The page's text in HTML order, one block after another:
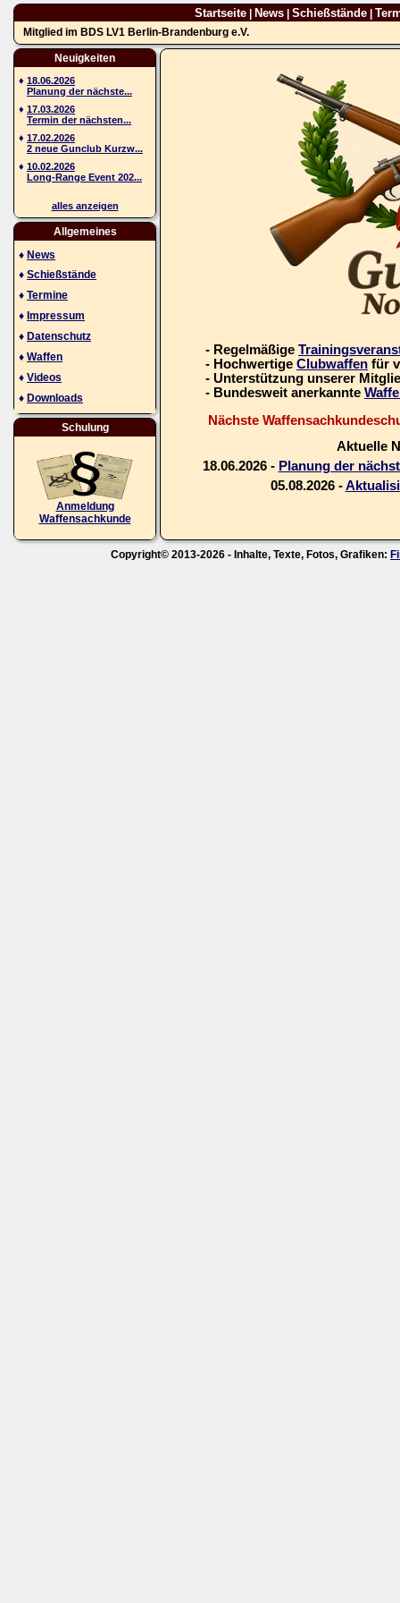
Startseite| News| Schießstände|
Mitglied im BDS LV1 Berlin-Brandenburg e.V.
Neuigkeiten
♦ 18.06.2026
Planung der nächste...
♦ 17.03.2026
Termin der nächsten...
♦ 17.02.2026
2 neue Gunclub Kurzw...
♦ 10.02.2026
Long-Range Event 202...
alles anzeigen
Allgemeines
♦ News
♦ Schießstände
♦ Termine
♦ Impressum
♦ Datenschutz
♦ Waffen
♦ Videos
♦ Downloads
Schulung
Anmeldung
Waffensachkunde
- Regelmäßige
- Hochwertige Clubwaffen für
- Unterstützung unserer
- Bundesweit anerkannte
Nächste
Aktuelle
18.06.2026 - Planung der
05.08.2026 -
Copyright© 2013-2026 - Inhalte, Texte, Fotos, Grafiken: